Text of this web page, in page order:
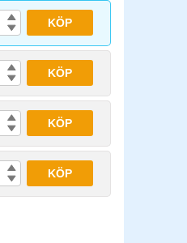
KÖP
KÖP
KÖP
KÖP